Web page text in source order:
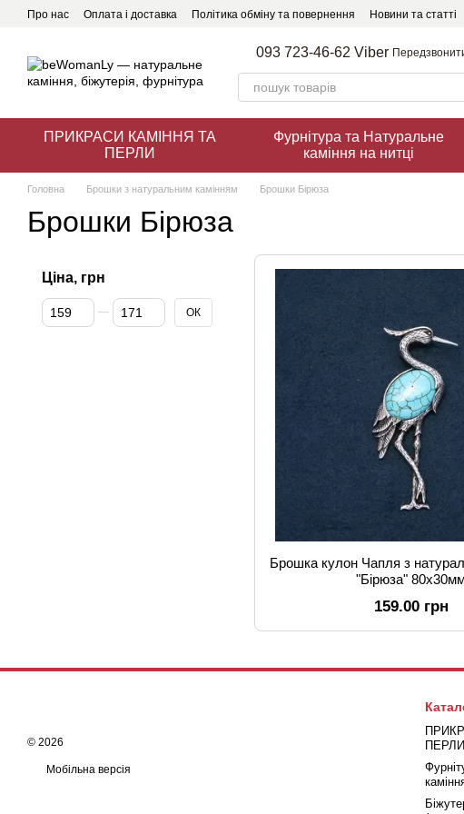
Перейти до основного контенту
Про нас Оплата і доставка Політика обміну та повернення Новини та статті
093 723-46-62 Viber
ПРИКРАСИ КАМІННЯ ТА
ПЕРЛИ
Фурнітура та Натуральне
каміння на нитці
Головна Брошки з натуральним камінням Брошки Бірюза
Брошки Бірюза
Брошка кулон Чапля з
"Бірюза"
159.00 грн
Ціна, грн
Від Ціна, грн
До Ціна, грн ОК
© 2026
Мобільна версія
ПЕРЛИ